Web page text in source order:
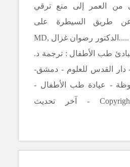
من العمر إلى منع ترقي
عن طريق السيطرة على
....الدكتور رضوان غزال MD,
طب الأطفال : ترجمة د.
دار القدس للعلوم - دمشق-
- عيادة طب الأطفال -
- آخر تحديث